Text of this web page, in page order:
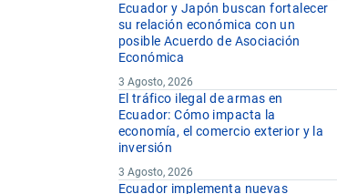
Ecuador y Japón buscan fortalecer
su relación económica con un
posible Acuerdo de Asociación
Económica
3 Agosto, 2026
El tráfico ilegal de armas en
Ecuador: Cómo impacta la
economía, el comercio exterior y la
inversión
3 Agosto, 2026
Ecuador implementa nuevas